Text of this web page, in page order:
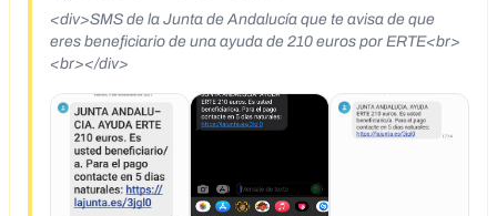
<div>SMS de la Junta de Andalucía que te avisa de que
eres beneficiario de una ayuda de 210 euros por ERTE<br>
<br></div>